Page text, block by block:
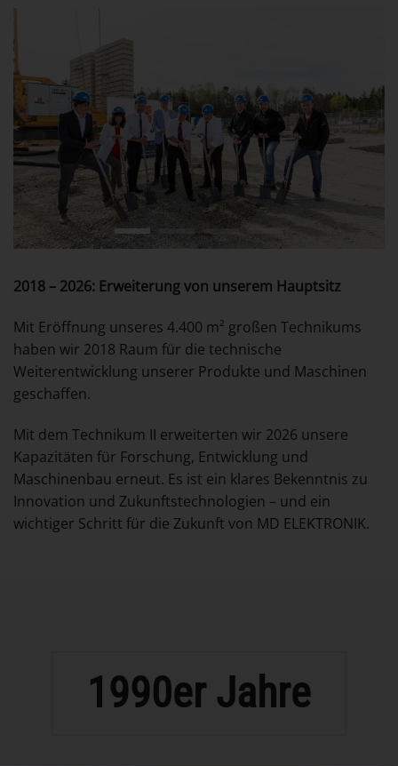
2018 – 2026: Erweiterung von unserem Hauptsitz
Mit Eröffnung unseres 4.400 m² großen Technikums
haben wir 2018 Raum für die technische
Weiterentwicklung unserer Produkte und Maschinen
geschaffen.
Mit dem Technikum II erweiterten wir 2026 unsere
Kapazitäten für Forschung, Entwicklung und
Maschinenbau erneut. Es ist ein klares Bekenntnis zu
Innovation und Zukunftstechnologien – und ein
wichtiger Schritt für die Zukunft von MD ELEKTRONIK.
1990er Jahre